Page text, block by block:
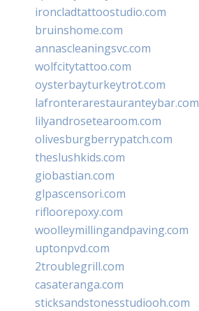
ironcladtattoostudio.com
bruinshome.com
annascleaningsvc.com
wolfcitytattoo.com
oysterbayturkeytrot.com
lafronterarestauranteybar.com
lilyandrosetearoom.com
olivesburgberrypatch.com
theslushkids.com
giobastian.com
glpascensori.com
rifloorepoxy.com
woolleymillingandpaving.com
uptonpvd.com
2troublegrill.com
casateranga.com
sticksandstonesstudiooh.com